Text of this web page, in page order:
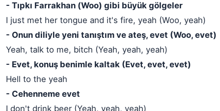
- Tıpkı Farrakhan (Woo) gibi büyük gölgeler
I just met her tongue and it's fire, yeah (Woo, yeah)
- Onun diliyle yeni tanıştım ve ateş, evet (Woo, evet)
Yeah, talk to me, bitch (Yeah, yeah, yeah)
- Evet, konuş benimle kaltak (Evet, evet, evet)
Hell to the yeah
- Cehenneme evet
I don't drink beer (Yeah, yeah, yeah)